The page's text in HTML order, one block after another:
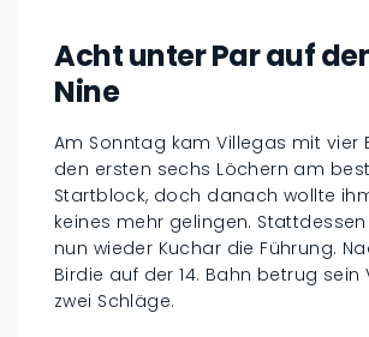
Acht unter Par auf
Nine
Am Sonntag kam Villegas mit vier
den ersten sechs Löchern am
Startblock, doch danach wollte
keines mehr gelingen.
nun wieder Kuchar die Führung.
Birdie auf der 14. Bahn betrug sein
zwei Schläge.